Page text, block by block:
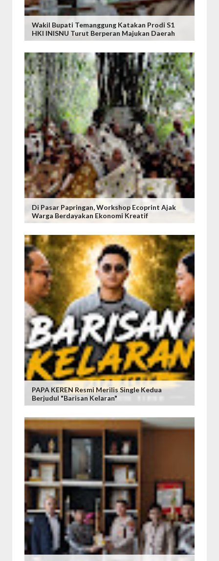
Wakil Bupati Temanggung Katakan Prodi S1
HKI INISNU Turut Berperan Majukan Daerah
Di Pasar Papringan, Workshop Ecoprint Ajak
Warga Berdayakan Ekonomi Kreatif
PAPA KEREN Resmi Merilis Single Kedua
Berjudul "Barisan Kelaran"